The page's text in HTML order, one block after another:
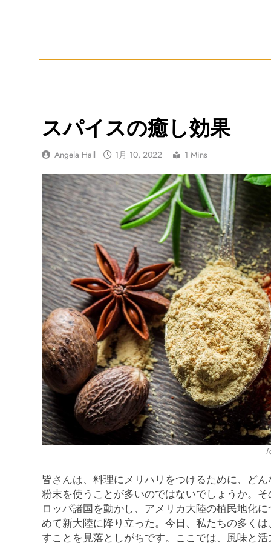
スパイスの癒し効果
Angela Hall 1月 10, 2022 1 Mins
皆さんは、料理にメリハリをつけるために、ど
粉末を使うことが多いのではないでしょうか。
ロッパ諸国を動かし、アメリカ大陸の植民地化
めて新大陸に降り立った。今日、私たちの多く
すことを見落としがちです。ここでは、風味と